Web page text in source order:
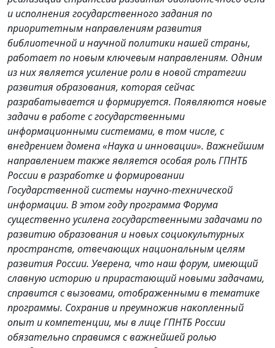
и исполнения государственного задания по
приоритетным направлениям развития
библиотечной и научной политики нашей страны,
работает по новым ключевым направлениям. Одним
из них является усиление роли в новой стратегии
развития образования, которая сейчас
разрабатывается и формируется. Появляются новые
задачи в работе с государственными
информационными системами, в том числе, с
внедрением домена «Наука и инновации». Важнейшим
направлением также является особая роль ГПНТБ
России в разработке и формировании
Государственной системы научно-технической
информации. В этом году программа Форума
существенно усилена государственными задачами по
развитию образования и новых социокультурных
пространств, отвечающих национальным целям
развития России. Уверена, что наш форум, имеющий
славную историю и прирастающий новыми задачами,
справится с вызовами, отображенными в тематике
программы. Сохранив и преумножив накопленный
опыт и компетенции, мы в лице ГПНТБ России
обязательно справимся с важнейшей ролью